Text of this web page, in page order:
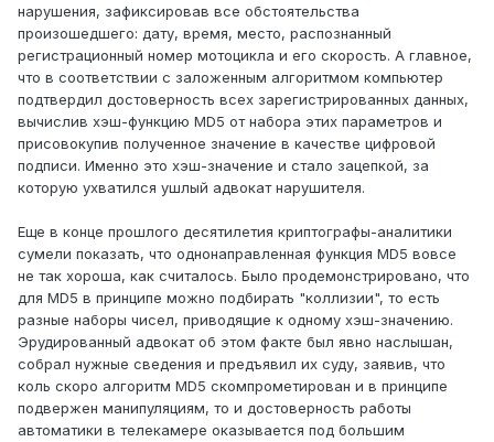
нарушения, зафиксировав все обстоятельства
произошедшего: дату, время, место, распознанный
регистрационный номер мотоцикла и его скорость. А главное,
что в соответствии с заложенным алгоритмом компьютер
подтвердил достоверность всех зарегистрированных данных,
вычислив хэш-функцию MD5 от набора этих параметров и
присовокупив полученное значение в качестве цифровой
подписи. Именно это хэш-значение и стало зацепкой, за
которую ухватился ушлый адвокат нарушителя.
Еще в конце прошлого десятилетия криптографы-аналитики
сумели показать, что однонаправленная функция MD5 вовсе
не так хороша, как считалось. Было продемонстрировано, что
для MD5 в принципе можно подбирать "коллизии", то есть
разные наборы чисел, приводящие к одному хэш-значению.
Эрудированный адвокат об этом факте был явно наслышан,
собрал нужные сведения и предъявил их суду, заявив, что
коль скоро алгоритм MD5 скомпрометирован и в принципе
подвержен манипуляциям, то и достоверность работы
автоматики в телекамере оказывается под большим